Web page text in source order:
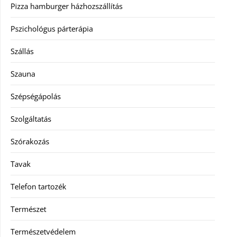
Pizza hamburger házhozszállítás
Pszichológus párterápia
Szállás
Szauna
Szépségápolás
Szolgáltatás
Szórakozás
Tavak
Telefon tartozék
Természet
Természetvédelem